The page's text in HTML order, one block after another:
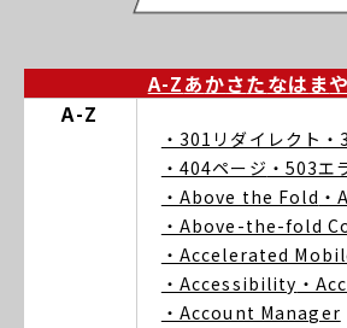
A-Zあかさたなは まや
A-Z
・301リダイレクト
・404ページ ・503エ
・Above the Fold
・Above-the-fold
・Accelerated
・Accessibility ・
・Account Manager